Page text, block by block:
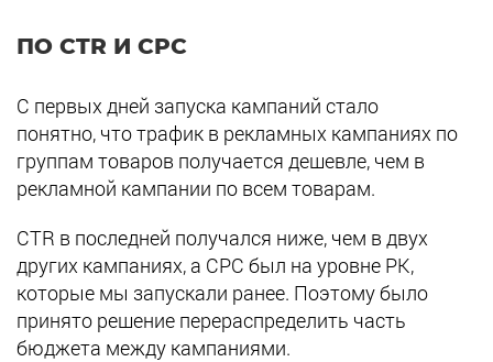
ПО CTR И CPC
С первых дней запуска кампаний стало
понятно, что трафик в рекламных кампаниях по
группам товаров получается дешевле, чем в
рекламной кампании по всем товарам.
CTR в последней получался ниже, чем в двух
других кампаниях, а СРС был на уровне РК,
которые мы запускали ранее. Поэтому было
принято решение перераспределить часть
бюджета между кампаниями.